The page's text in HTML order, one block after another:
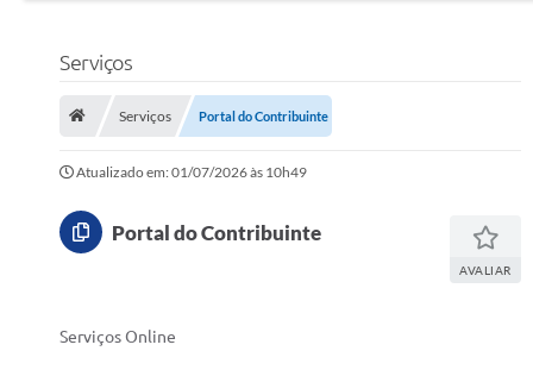
Transparência
Carta de Serviços
Ouvidoria
Telefones Úteis
Livro Eletrônico
Serviços
Serviços Portal do Contribuinte
Atualizado em: 01/07/2026 às 10h49
Portal do Contribuinte
AVALIAR
Serviços Online